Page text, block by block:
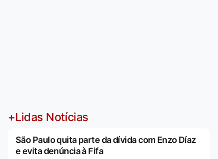
+Lidas Notícias
São Paulo quita parte da dívida com Enzo Díaz
e evita denúncia à Fifa